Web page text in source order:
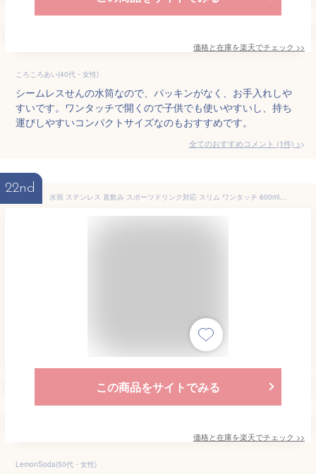
価格と在庫を楽天でチェック >>
ころころあい(40代・女性)
シームレスせんの水筒なので、パッキンがなく、お手入れしや
すいです。ワンタッチで開くので子供でも使いやすいし、持ち
運びしやすいコンパクトサイズなのもおすすめです。
全てのおすすめコメント (1件) >
22nd
水筒 ステンレス 直飲み スポーツドリンク対応 スリム ワンタッチ 600ml （ 保温 保冷 ワンプッシュ ステンレスボトル スポーツボトル 0.6L 直のみ すいとう ボトル ダイレクトボトル スポーツ飲料対応 ）
この商品をサイトでみる
価格と在庫を楽天でチェック >>
LemonSoda(50代・女性)